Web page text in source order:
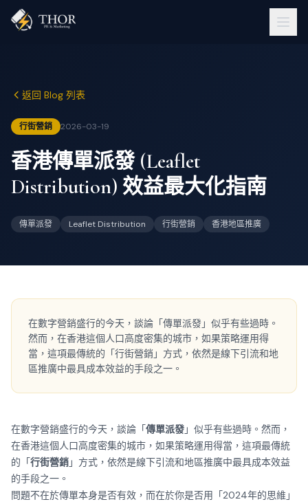
返回 Blog 列表
行街營銷 2026-03-19
香港傳單派發 (Leaflet
Distribution) 效益最大化指南
傳單派發 Leaflet Distribution 行街營銷 香港地區推廣
在數字營銷盛行的今天，談論「傳單派發」似乎有些過時。
然而，在香港這個人口高度密集的城市，如果策略運用得
當，這項最傳統的「行街營銷」方式，依然是線下引流和地
區推廣中最具成本效益的手段之一。
在數字營銷盛行的今天，談論「傳單派發」似乎有些過時。然而，
在香港這個人口高度密集的城市，如果策略運用得當，這項最傳統
的「行街營銷」方式，依然是線下引流和地區推廣中最具成本效益
的手段之一。
問題不在於傳單本身是否有效，而在於你是否用「2024年的思維」